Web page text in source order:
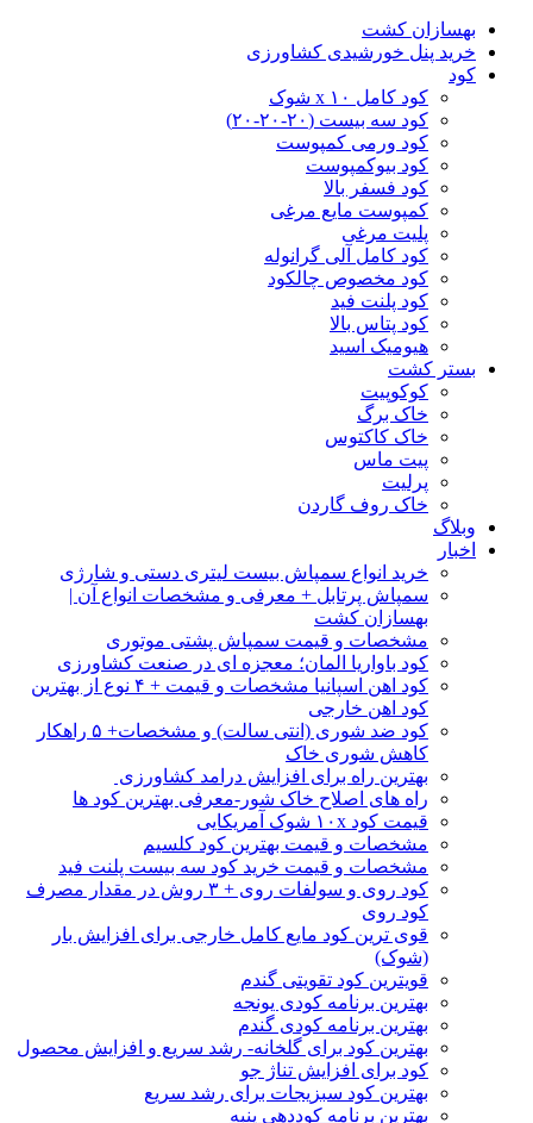
بهسازان کشت
خرید پنل خورشیدی کشاورزی
کود
کود کامل ۱۰ x شوک
کود سه بیست (۲۰-۲۰-۲۰)
کود ورمی کمپوست
کود بیوکمپوست
کود فسفر بالا
کمپوست مایع مرغی
پلیت مرغی
کود کامل آلی گرانوله
کود مخصوص چالکود
کود پلنت فید
کود پتاس بالا
هیومیک اسید
بستر کشت
کوکوپیت
خاک برگ
خاک کاکتوس
پیت ماس
پرلیت
خاک روف گاردن
وبلاگ
اخبار
خرید انواع سمپاش بیست لیتری دستی و شارژی
سمپاش پرتابل + معرفی و مشخصات انواع آن |
بهسازان کشت
مشخصات و قیمت سمپاش پشتی موتوری
کود باواریا المان؛ معجزه ای در صنعت کشاورزی
کود اهن اسپانیا مشخصات و قیمت + ۴ نوع از بهترین
کود اهن خارجی
کود ضد شوری (انتی سالت) و مشخصات+ ۵ راهکار
کاهش شوری خاک
بهترین راه برای افزایش درامد کشاورزی
راه های اصلاح خاک شور-معرفی بهترین کود ها
قیمت کود ۱۰x شوک آمریکایی
مشخصات و قیمت بهترین کود کلسیم
مشخصات و قیمت خرید کود سه بیست پلنت فید
کود روی و سولفات روی + ۳ روش در مقدار مصرف
کود روی
قوی ترین کود مایع کامل خارجی برای افزایش بار
(شوک)
قویترین کود تقویتی گندم
بهترین برنامه کودی یونجه
بهترین برنامه کودی گندم
بهترین کود برای گلخانه- رشد سریع و افزایش محصول
کود برای افزایش تناژ جو
بهترین کود سبزیجات برای رشد سریع
بهترین برنامه کوددهی پنبه